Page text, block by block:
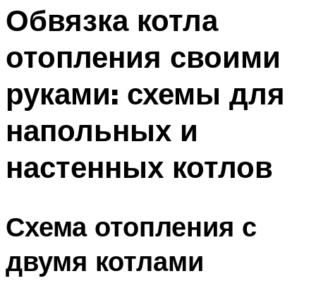
Обвязка котла
отопления своими
руками: схемы для
напольных и
настенных котлов
Схема отопления с
двумя котлами